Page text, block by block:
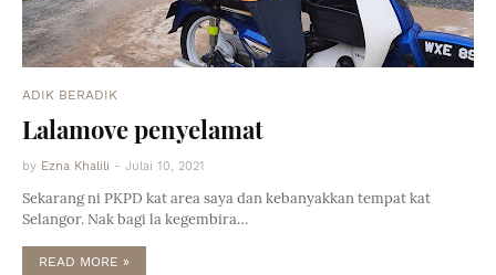
ADIK BERADIK
Lalamove penyelamat
by Ezna Khalili - Julai 10, 2021
Sekarang ni PKPD kat area saya dan kebanyakkan tempat kat
Selangor. Nak bagi la kegembira…
READ MORE »